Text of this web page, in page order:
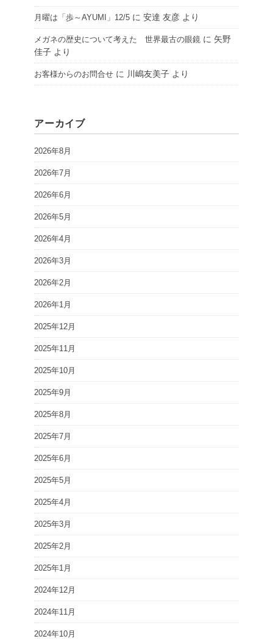
月曜は「歩～AYUMI」12/5 に 安達 友彦 より
メガネの歴史について考えた 世界最古の眼鏡 に 矢野
佳子 より
お客様からのお問合せ に 川嶋友美子 より
アーカイブ
2026年8月
2026年7月
2026年6月
2026年5月
2026年4月
2026年3月
2026年2月
2026年1月
2025年12月
2025年11月
2025年10月
2025年9月
2025年8月
2025年7月
2025年6月
2025年5月
2025年4月
2025年3月
2025年2月
2025年1月
2024年12月
2024年11月
2024年10月